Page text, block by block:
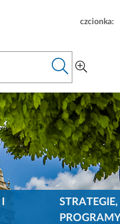
czcionka:
PROGRAMY